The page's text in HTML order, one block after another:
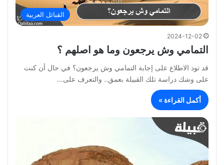
القبائل العربية
2024-12-02
التمامي وش يرجعون وما هو اصلهم ؟
قد تود الاطلاع على إجابة التمامي وش يرجعون؟ في حال أن كنت
على وشك دراسة تلك القبيلة بعمق.. والتعرف على…
أكمل القراءة »